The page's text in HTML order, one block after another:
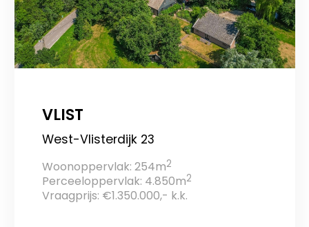
VLIST
West-Vlisterdijk 23
Woonoppervlak: 254m2
Perceeloppervlak: 4.850m2
Vraagprijs: €1.350.000,- k.k.